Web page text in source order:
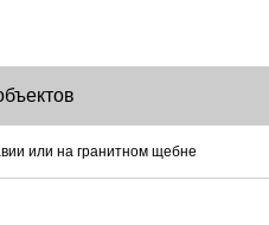
или на гранитном щебне